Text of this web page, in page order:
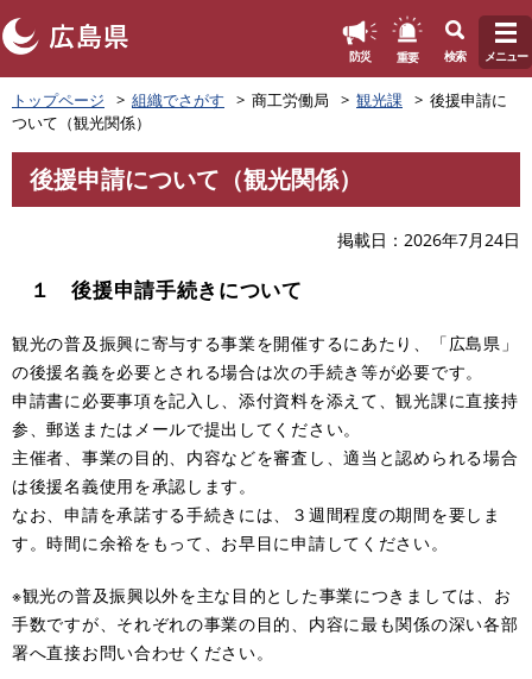
ペ
ー
の
頭
防災 重要 検索 メニュー
トップページ 組織でさがす 商工労働局 観光課
後援申請に
ついて（観光関係）
文
後援申請について（観光関係）
掲載日 2026年7月24日
１ 後援申請手続きについて
観光の普及振興に寄与する事業を開催するにあたり、「広島県」
の後援名義を必要とされる場合は次の手続き等が必要です。
申請書に必要事項を記入し、添付資料を添えて、観光課に直接持
参、郵送またはメールで提出してください。
主催者、事業の目的、内容などを審査し、適当と認められる場合
は後援名義使用を承認します。
なお、申請を承諾する手続きには、３週間程度の期間を要しま
す。時間に余裕をもって、お早目に申請してください。
※観光の普及振興以外を主な目的とした事業につきましては、お
手数ですが、それぞれの事業の目的、内容に最も関係の深い各部
署へ直接お問い合わせください。